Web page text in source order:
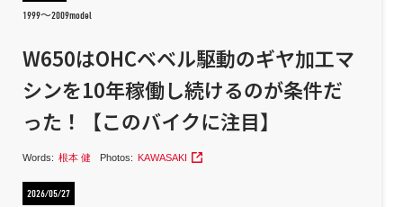
1999～2009model
W650はOHCベベル駆動のギヤ加工マ
シンを10年稼働し続けるのが条件だ
った！【このバイクに注目】
Words: 根本 健 Photos: KAWASAKI
2026/05/27